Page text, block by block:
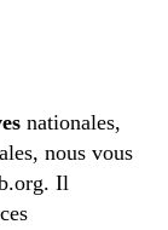
nationales,
nous vous
Il